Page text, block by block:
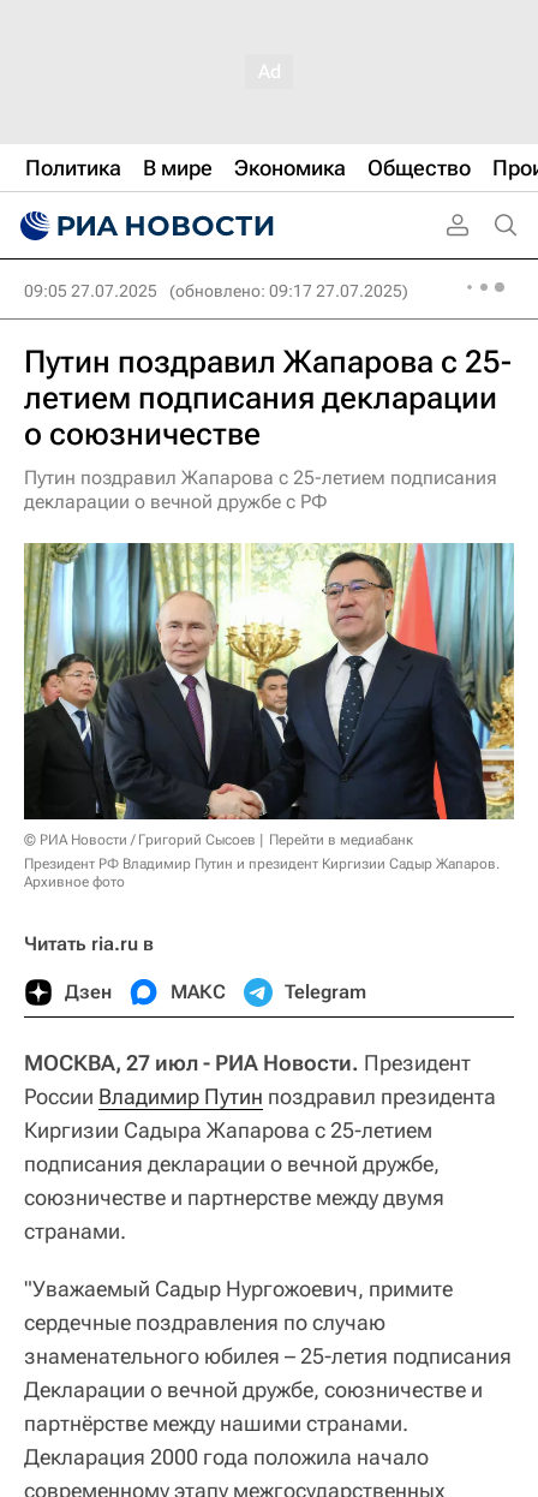
Политика В мире Экономика Общество
09:05 27.07.2025 (обновлено: 09:17 27.07.2025)
Путин поздравил Жапарова с 25-
летием подписания декларации
о союзничестве
Путин поздравил Жапарова с 25-летием подписания
декларации о вечной дружбе с РФ
© РИА Новости / Григорий Сысоев
Перейти в медиабанк
Президент РФ Владимир Путин и президент Киргизии Садыр Жапаров.
Архивное фото
Читать ria.ru в
Дзен МАКС Telegram
МОСКВА, 27 июл - РИА Новости. Президент
России Владимир Путин поздравил президента
Киргизии Садыра Жапарова с 25-летием
подписания декларации о вечной дружбе,
союзничестве и партнерстве между двумя
странами.
"Уважаемый Садыр Нургожоевич, примите
сердечные поздравления по случаю
знаменательного юбилея – 25-летия подписания
Декларации о вечной дружбе, союзничестве и
партнёрстве между нашими странами.
Декларация 2000 года положила начало
современному этапу межгосударственных